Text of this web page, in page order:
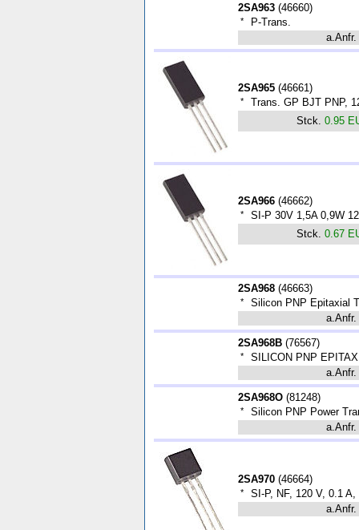
2SA963 (46660)
*
P-Trans.
a.Anfr.
2SA965 (46661)
*
Trans. GP BJT PNP,
Stck. 0.95
2SA966 (46662)
*
SI-P 30V 1,5A 0,9W
Stck. 0.67
2SA968 (46663)
*
Silicon PNP Epitaxial
a.Anfr.
2SA968B (76567)
*
SILICON PNP
a.Anfr.
2SA968O (81248)
*
Silicon PNP Power
a.Anfr.
2SA970 (46664)
*
SI-P, NF, 120 V, 0.1
a.Anfr.